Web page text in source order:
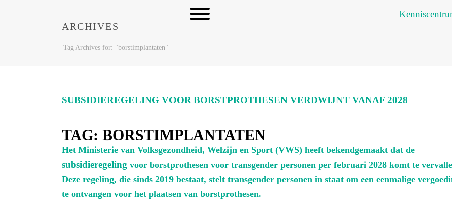
ARCHIVES
Tag Archives for: "borstimplantaten"
SUBSIDIEREGELING VOOR BORSTPROTHESEN VERDWIJNT VANAF 2028
TAG: BORSTIMPLANTATEN
Het Ministerie van Volksgezondheid, Welzijn en Sport (VWS) heeft bekendgemaakt dat de
subsidieregeling voor borstprothesen voor transgender personen per februari 2028 komt te
Deze regeling, die sinds 2019 bestaat, stelt transgender personen in staat om een eenmalige
te ontvangen voor het plaatsen van borstprothesen.